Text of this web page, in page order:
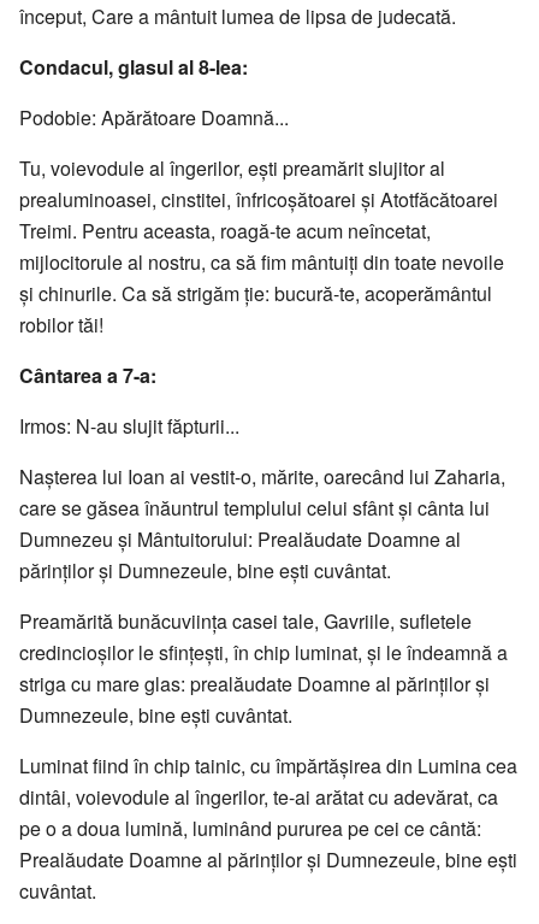
început, Care a mântuit lumea de lipsa de judecată.
Condacul, glasul al 8-lea:
Podobie: Apărătoare Doamnă...
Tu, voievodule al îngerilor, eşti preamărit slujitor al
prealuminoasei, cinstitei, înfricoşătoarei şi Atotfăcătoarei
Treimi. Pentru aceasta, roagă-te acum neîncetat,
mijlocitorule al nostru, ca să fim mântuiţi din toate nevoile
şi chinurile. Ca să strigăm ţie: bucură-te, acoperământul
robilor tăi!
Cântarea a 7-a:
Irmos: N-au slujit făpturii...
Naşterea lui Ioan ai vestit-o, mărite, oarecând lui Zaharia,
care se găsea înăuntrul templului celui sfânt şi cânta lui
Dumnezeu şi Mântuitorului: Prealăudate Doamne al
părinţilor şi Dumnezeule, bine eşti cuvântat.
Preamărită bunăcuviinţa casei tale, Gavriile, sufletele
credincioşilor le sfinţeşti, în chip luminat, şi le îndeamnă a
striga cu mare glas: prealăudate Doamne al părinţilor şi
Dumnezeule, bine eşti cuvântat.
Luminat fiind în chip tainic, cu împărtăşirea din Lumina cea
dintâi, voievodule al îngerilor, te-ai arătat cu adevărat, ca
pe o a doua lumină, luminând pururea pe cei ce cântă:
Prealăudate Doamne al părinţilor şi Dumnezeule, bine eşti
cuvântat.